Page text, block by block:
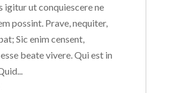
igitur ut conquiescere ne
possint. Prave, nequiter,
Sic enim censent,
beate vivere. Qui est in